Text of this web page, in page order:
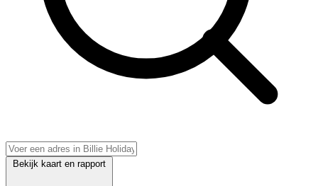
Bekijk kaart en rapport